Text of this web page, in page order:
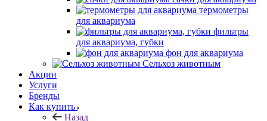
термометры
для аквариума
фильтры
для аквариума, губки
фон для аквариума
Сельхоз животным
Акции
Услуги
Бренды
Как купить
Назад